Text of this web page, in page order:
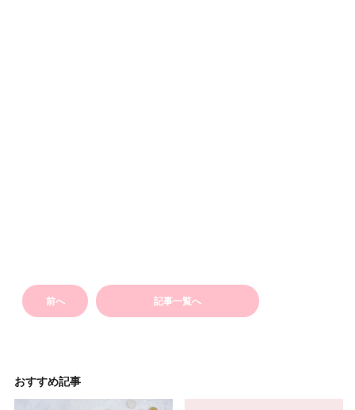
前へ 記事一覧へ
おすすめ記事